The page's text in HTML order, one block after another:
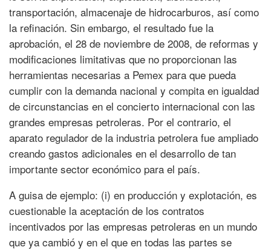
transportación, almacenaje de hidrocarburos, así como
la refinación. Sin embargo, el resultado fue la
aprobación, el 28 de noviembre de 2008, de reformas y
modificaciones limitativas que no proporcionan las
herramientas necesarias a Pemex para que pueda
cumplir con la demanda nacional y compita en igualdad
de circunstancias en el concierto internacional con las
grandes empresas petroleras. Por el contrario, el
aparato regulador de la industria petrolera fue ampliado
creando gastos adicionales en el desarrollo de tan
importante sector económico para el país.
A guisa de ejemplo: (i) en producción y explotación, es
cuestionable la aceptación de los contratos
incentivados por las empresas petroleras en un mundo
que ya cambió y en el que en todas las partes se